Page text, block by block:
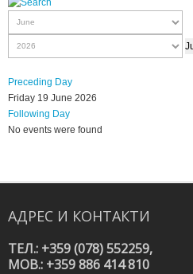
Preceding Day
Friday 19 June 2026
Following Day
No events were found
АДРЕС И КОНТАКТИ
ТЕЛ.: +359 (078) 552259,
MOB.: +359 886 414 810